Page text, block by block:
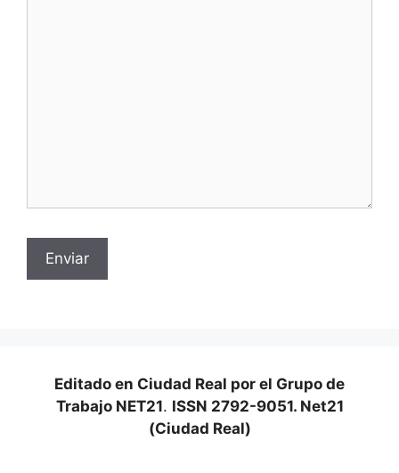
Editado en Ciudad Real por el Grupo de
Trabajo NET21. ISSN 2792-9051. Net21
(Ciudad Real)